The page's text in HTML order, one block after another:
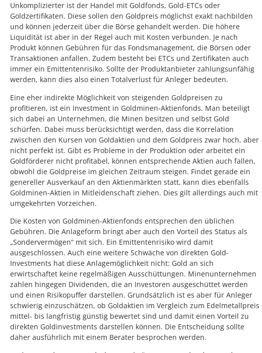
Unkomplizierter ist der Handel mit Goldfonds, Gold-ETCs oder
Goldzertifikaten. Diese sollen den Goldpreis möglichst exakt nachbilden
und können jederzeit über die Börse gehandelt werden. Die höhere
Liquidität ist aber in der Regel auch mit Kosten verbunden. Je nach
Produkt können Gebühren für das Fondsmanagement, die Börsen oder
Transaktionen anfallen. Zudem besteht bei ETCs und Zertifikaten auch
immer ein Emittentenrisiko. Sollte der Produktanbieter zahlungsunfähig
werden, kann dies also einen Totalverlust für Anleger bedeuten.
Eine eher indirekte Möglichkeit von steigenden Goldpreisen zu
profitieren, ist ein Investment in Goldminen-Aktienfonds. Man beteiligt
sich dabei an Unternehmen, die Minen besitzen und selbst Gold
schürfen. Dabei muss berücksichtigt werden, dass die Korrelation
zwischen den Kursen von Goldaktien und dem Goldpreis zwar hoch, aber
nicht perfekt ist. Gibt es Probleme in der Produktion oder arbeitet ein
Goldförderer nicht profitabel, können entsprechende Aktien auch fallen,
obwohl die Goldpreise im gleichen Zeitraum steigen. Findet gerade ein
genereller Ausverkauf an den Aktienmärkten statt, kann dies ebenfalls
Goldminen-Aktien in Mitleidenschaft ziehen. Dies gilt allerdings auch mit
umgekehrten Vorzeichen.
Die Kosten von Goldminen-Aktienfonds entsprechen den üblichen
Gebühren. Die Anlageform bringt aber auch den Vorteil des Status als
„Sondervermögen“ mit sich. Ein Emittentenrisiko wird damit
ausgeschlossen. Auch eine weitere Schwäche von direkten Gold-
Investments hat diese Anlagemöglichkeit nicht: Gold an sich
erwirtschaftet keine regelmäßigen Ausschüttungen. Minenunternehmen
zahlen hingegen Dividenden, die an Investoren ausgeschüttet werden
und einen Risikopuffer darstellen. Grundsätzlich ist es aber für Anleger
schwierig einzuschätzen, ob Goldaktien im Vergleich zum Edelmetallpreis
mittel- bis langfristig günstig bewertet sind und damit einen Vorteil zu
direkten Goldinvestments darstellen können. Die Entscheidung sollte
daher ausführlich mit einem Berater besprochen werden.